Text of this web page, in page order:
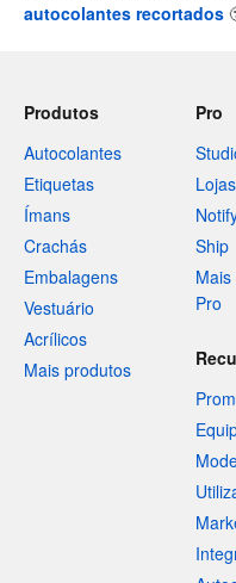
autocolantes recortados
Produtos
Autocolantes
Etiquetas
Ímans
Crachás
Embalagens
Vestuário
Acrílicos
Mais produtos
Pro
Lojas
Ship
Pro